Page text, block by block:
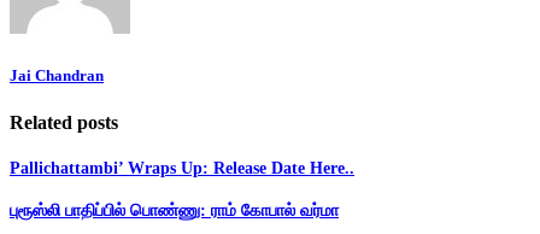
Jai Chandran
Related posts
Pallichattambi’ Wraps Up: Release Date Here..
புரூஸ்லி பாதிப்பில் பொண்ணு: ராம் கோபால் வர்மா